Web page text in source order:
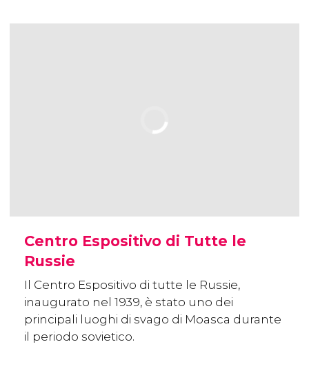
Centro Espositivo di Tutte le
Russie
Il Centro Espositivo di tutte le Russie,
inaugurato nel 1939, è stato uno dei
principali luoghi di svago di Moasca durante
il periodo sovietico.